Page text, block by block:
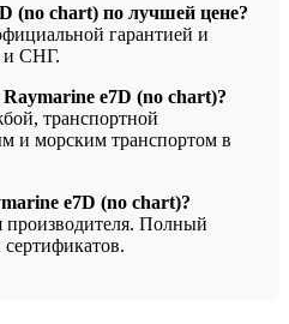
(no chart) по лучшей цене?
гарантией и
и СНГ.
e7D (no chart)?
транспортной
и морским транспортом в
e7D (no chart)?
производителя. Полный